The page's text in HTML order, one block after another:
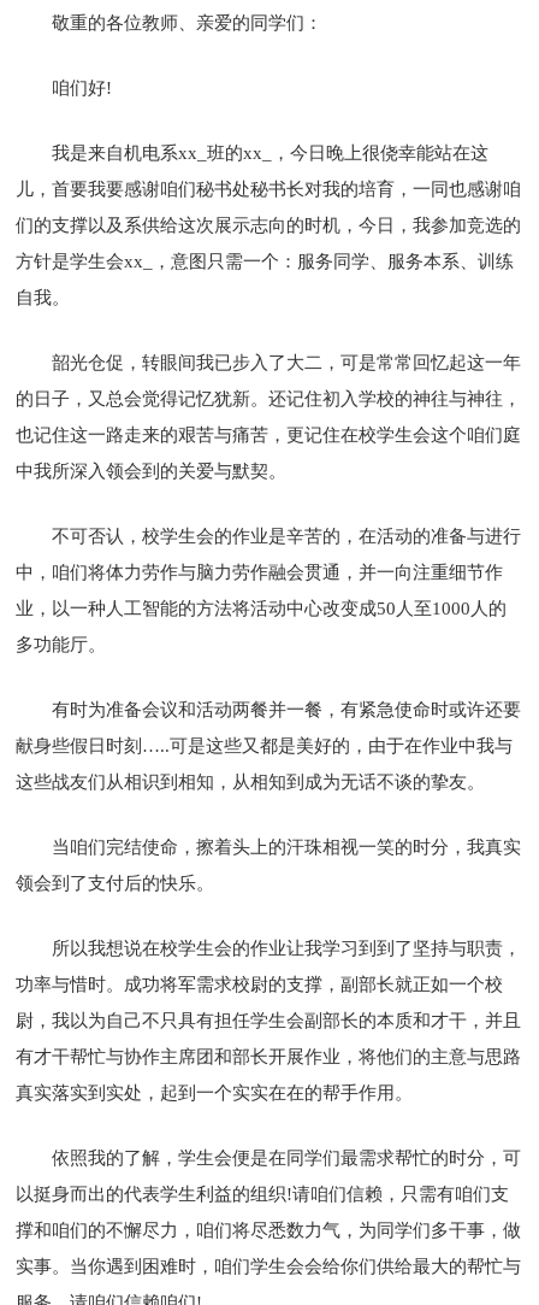
敬重的各位教师、亲爱的同学们：
咱们好!
我是来自机电系xx_班的xx_，今日晚上很侥幸能站在这
儿，首要我要感谢咱们秘书处秘书长对我的培育，一同也感谢咱
们的支撑以及系供给这次展示志向的时机，今日，我参加竞选的
方针是学生会xx_，意图只需一个：服务同学、服务本系、训练
自我。
韶光仓促，转眼间我已步入了大二，可是常常回忆起这一年
的日子，又总会觉得记忆犹新。还记住初入学校的神往与神往，
也记住这一路走来的艰苦与痛苦，更记住在校学生会这个咱们庭
中我所深入领会到的关爱与默契。
不可否认，校学生会的作业是辛苦的，在活动的准备与进行
中，咱们将体力劳作与脑力劳作融会贯通，并一向注重细节作
业，以一种人工智能的方法将活动中心改变成50人至1000人的
多功能厅。
有时为准备会议和活动两餐并一餐，有紧急使命时或许还要
献身些假日时刻…..可是这些又都是美好的，由于在作业中我与
这些战友们从相识到相知，从相知到成为无话不谈的挚友。
当咱们完结使命，擦着头上的汗珠相视一笑的时分，我真实
领会到了支付后的快乐。
所以我想说在校学生会的作业让我学习到到了坚持与职责，
功率与惜时。成功将军需求校尉的支撑，副部长就正如一个校
尉，我以为自己不只具有担任学生会副部长的本质和才干，并且
有才干帮忙与协作主席团和部长开展作业，将他们的主意与思路
真实落实到实处，起到一个实实在在的帮手作用。
依照我的了解，学生会便是在同学们最需求帮忙的时分，可
以挺身而出的代表学生利益的组织!请咱们信赖，只需有咱们支
撑和咱们的不懈尽力，咱们将尽悉数力气，为同学们多干事，做
实事。当你遇到困难时，咱们学生会会给你们供给最大的帮忙与